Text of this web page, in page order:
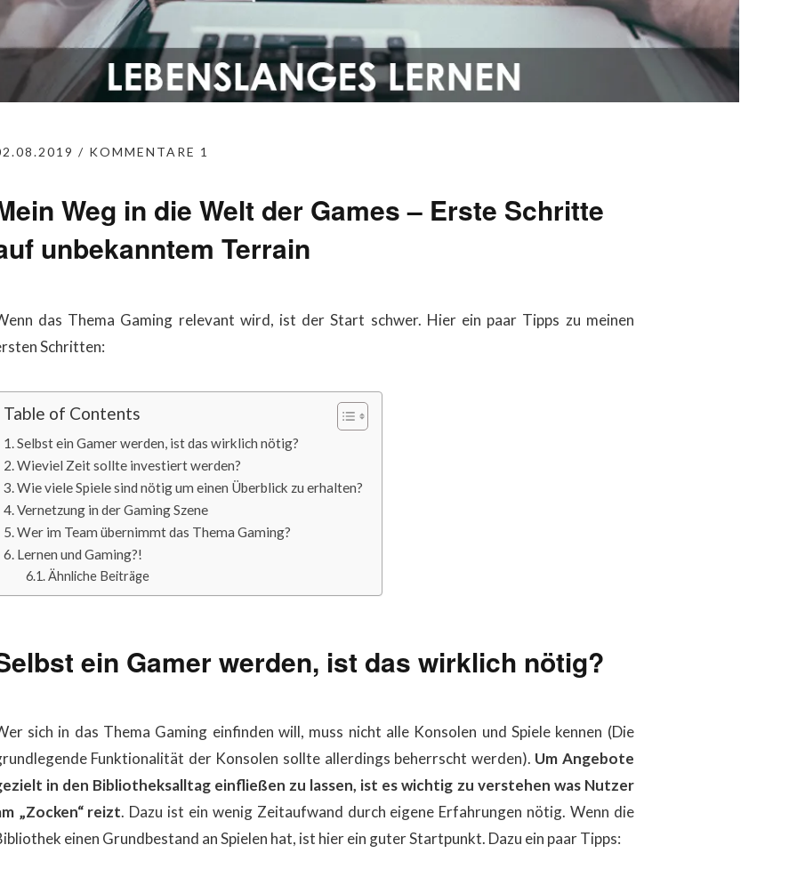
KOMMENTARE 1
Weg in die Welt der Games – Erste Schritte
unbekanntem Terrain
das Thema Gaming relevant wird, ist der Start schwer. Hier ein paar Tipps zu meinen
Schritten:
Table of Contents
Selbst ein Gamer werden, ist das wirklich nötig?
Wieviel Zeit sollte investiert werden?
Wie viele Spiele sind nötig um einen Überblick zu erhalten?
Vernetzung in der Gaming Szene
​Wer im Team übernimmt das Thema Gaming?
Lernen und Gaming?!
Ähnliche Beiträge
ein Gamer werden, ist das wirklich nötig?
sich in das Thema Gaming einfinden will, muss nicht alle Konsolen und Spiele kennen (Die
Funktionalität der Konsolen sollte allerdings beherrscht werden). Um Angebote
in den Bibliotheksalltag einfließen zu lassen, ist es wichtig zu verstehen was Nutzer
„Zocken“ reizt. Dazu ist ein wenig Zeitaufwand durch eigene Erfahrungen nötig. Wenn die
einen Grundbestand an Spielen hat, ist hier ein guter Startpunkt. Dazu ein paar Tipps: